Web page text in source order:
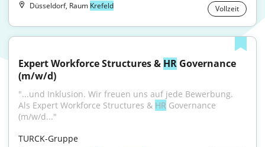
Düsseldorf, Raum Krefeld Vollzeit
Expert Workforce Structures & HR Governance
(m/w/d)
"...und Inklusion. Wir freuen uns auf jede Bewerbung.
Als Expert Workforce Structures & HR Governance
(m/w/d..."
TURCK-Gruppe